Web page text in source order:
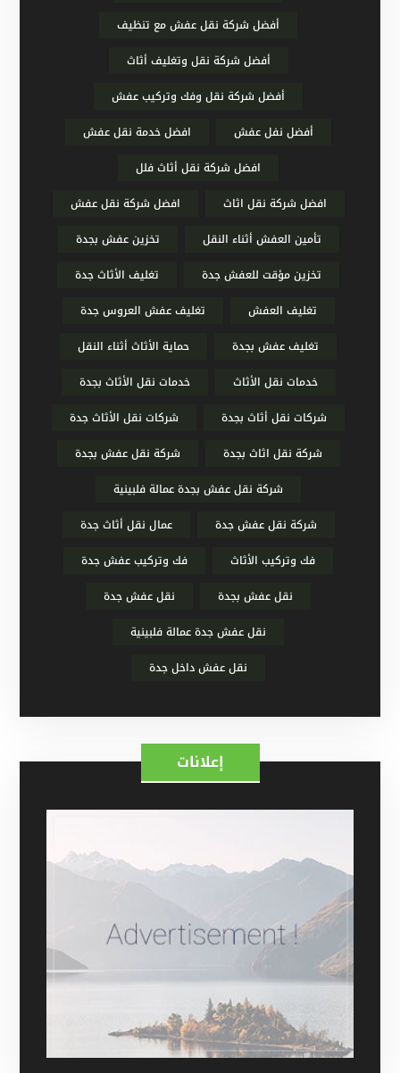
أفضل شركة نقل عفش مع تنظيف
أفضل شركة نقل وتغليف أثاث
أفضل شركة نقل وفك وتركيب عفش
أفضل نفل عفش
افضل خدمة نقل عفش
افضل شركة نقل أثاث فلل
افضل شركة نقل اثاث
افضل شركة نقل عفش
تأمين العفش أثناء النقل
تخزين عفش بجدة
تخزين مؤقت للعفش جدة
تغليف الأثاث جدة
تغليف العفش
تغليف عفش العروس جدة
تغليف عفش بجدة
حماية الأثاث أثناء النقل
خدمات نقل الأثاث
خدمات نقل الأثاث بجدة
شركات نقل أثاث بجدة
شركات نقل الأثاث جدة
شركة نقل اثاث بجدة
شركة نقل عفش بجدة
شركة نقل عفش بجدة عمالة فلبينية
شركة نقل عفش جدة
عمال نقل أثاث جدة
فك وتركيب الأثاث
فك وتركيب عفش جدة
نقل عفش بجدة
نقل عفش جدة
نقل عفش جدة عمالة فلبينية
نقل عفش داخل جدة
إعلانات